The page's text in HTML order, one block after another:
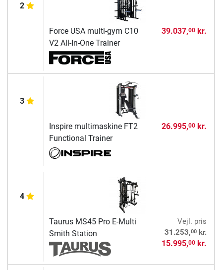
2
Force USA multi-gym C10
V2 All-In-One Trainer
39.037,00kr.
3
Inspire multimaskine FT2
Functional Trainer
26.995,00kr.
4
Taurus MS45 Pro E-Multi
Smith Station
Vejl. pris
31.253,00kr.
15.995,00kr.